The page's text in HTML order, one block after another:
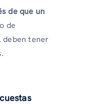
de que un
de
deben tener